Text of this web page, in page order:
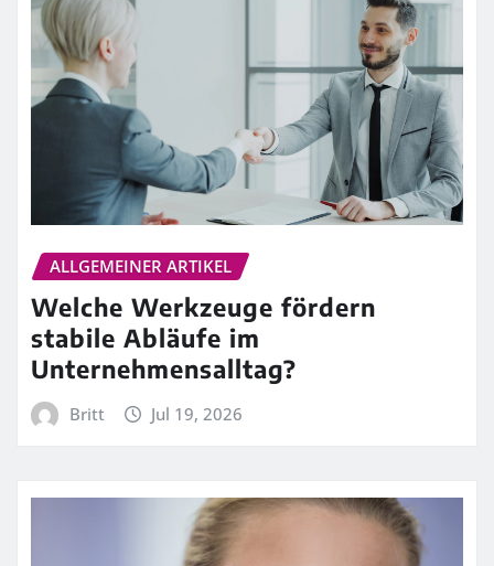
ALLGEMEINER ARTIKEL
Welche Werkzeuge fördern
stabile Abläufe im
Unternehmensalltag?
Britt Jul 19, 2026